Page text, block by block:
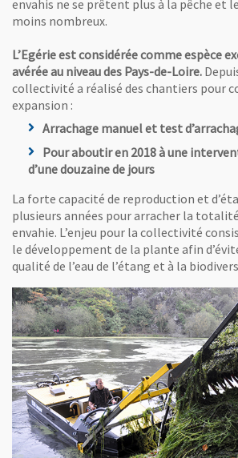
envahis ne se prêtent plus à la pêche et
moins nombreux.
L’Egérie est considérée comme espèce
avérée au niveau des Pays-de-Loire.
collectivité a réalisé des chantiers pour
expansion :
Arrachage manuel et test
Pour aboutir en 2018 à une
d’une douzaine de jours
La forte capacité de reproduction et
plusieurs années pour arracher la
envahie. L’enjeu pour la collectivité
le développement de la plante afin
qualité de l’eau de l’étang et à la